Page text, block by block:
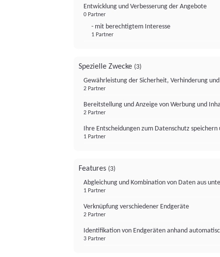
Entwicklung und Verbesserung der Angebote
0 Partner
- mit berechtigtem Interesse
1 Partner
Spezielle Zwecke (3)
Gewährleistung der Sicherheit, Verhinderung
2 Partner
Bereitstellung und Anzeige von Werbung und
2 Partner
Ihre Entscheidungen zum Datenschutz
1 Partner
Features (3)
Abgleichung und Kombination von Daten aus
1 Partner
Verknüpfung verschiedener Endgeräte
2 Partner
Identifikation von Endgeräten anhand
3 Partner